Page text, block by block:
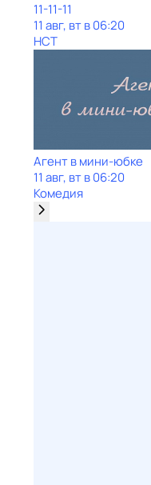
11-11-11
11 авг, вт в 06:20
НСТ
Агент в мини-юбке
11 авг, вт в 06:20
Комедия